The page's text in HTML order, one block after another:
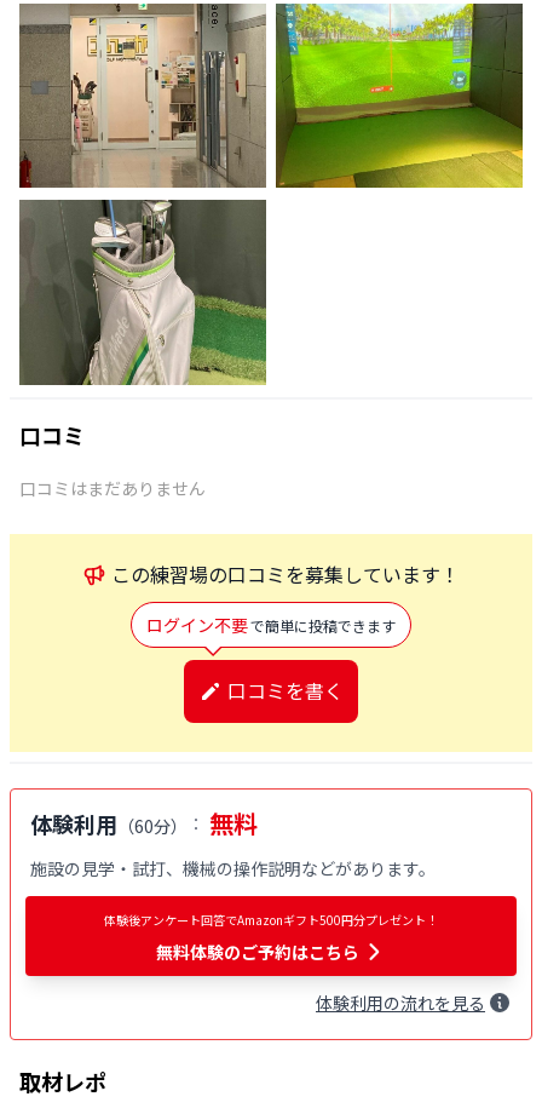
口コミ
口コミはまだありません
この練習場の口コミを募集しています！
ログイン不要で簡単に投稿できます
口コミを書く
体験利用 （60分） ： 無料
施設の見学・試打、機械の操作説明などがあります。
体験後アンケート回答でAmazonギフト500円分プレゼント！
無料体験のご予約はこちら
体験利用の流れを見る
取材レポ